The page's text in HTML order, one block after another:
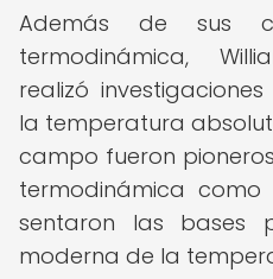
Además de sus
termodinámica,
realizó
la temperatura
campo fueron
termodinámica como
sentaron las bases
moderna de la